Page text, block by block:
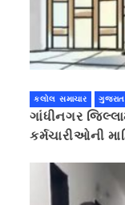
કલોલ સમાચાર
ગાંધીનગર
કર્મચારીઓની